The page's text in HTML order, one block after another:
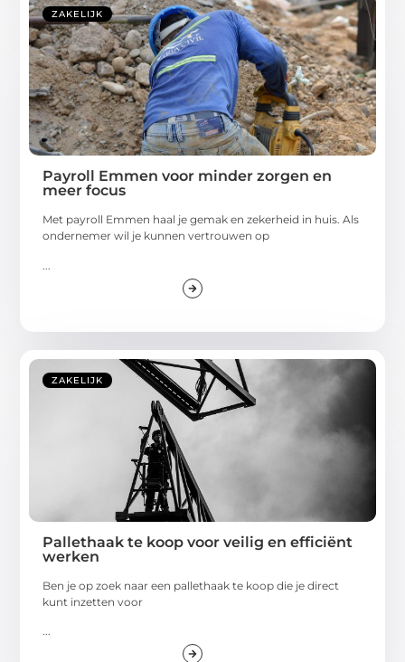
ZAKELIJK
Payroll Emmen voor minder zorgen en
meer focus
Met payroll Emmen haal je gemak en zekerheid in huis. Als
ondernemer wil je kunnen vertrouwen op
ZAKELIJK
Pallethaak te koop voor veilig en efficiënt
werken
Ben je op zoek naar een pallethaak te koop die je direct
kunt inzetten voor